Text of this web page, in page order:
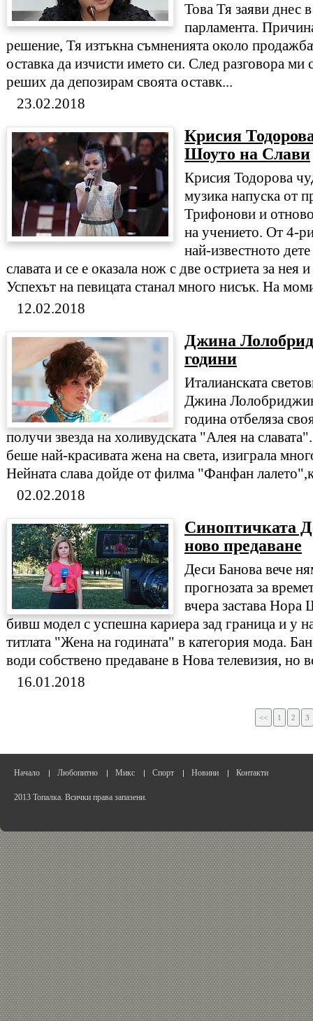
Това Тя заяви днес
парламента.
решение, Тя изтъкна съмненията около
оставка да изчисти името си. След разговора ми
реших да депозирам своята оставк...
23.02.2018
Крисия
Шоуто на Слави
Крисия Тодорова
музика напуска от
Трифонови и
на учението. От 4-
най-известното
славата и се е оказала нож с две остриета за нея
Успехът на певицата станал много нисък. На
12.02.2018
Джина
години
Италианската
Джина
година отбеляза
получи звезда на холивудската "Алея на
беше най-красивата жена на света, изиграла
Нейната слава дойде от филма "Фанфан
02.02.2018
Синоптичката
ново предаване
Деси Банова вече
прогнозата за
вчера застава
бивш модел с успешна кариера зад граница и у
титлата "Жена на годината" в категория мода.
води собствено предаване в Нова телевизия, но
16.01.2018
<< 1 2 3
Начало Любопитно Микс Спорт Новини Контакти
2013 Топалка. Всички права запазени.